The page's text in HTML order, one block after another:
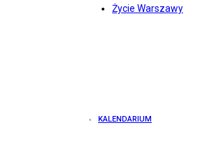
Życie Warszawy
KALENDARIUM